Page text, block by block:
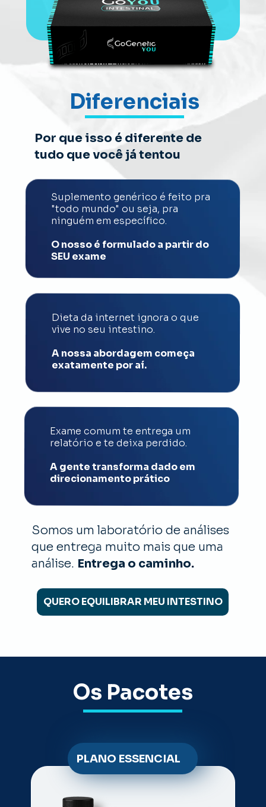
QUERO EQUILIBRAR MEU INTESTINO
Diferenciais
Por que isso é diferente de
tudo que você já tentou
Exame comum te entrega um
relatório e te deixa perdido.
A gente transforma dado em
direcionamento prático
Suplemento genérico é feito pra
"todo mundo" ou seja, pra
ninguém em específico.
O nosso é formulado a partir do
SEU exame
Dieta da internet ignora o que
vive no seu intestino.
A nossa abordagem começa
exatamente por aí.
Somos um laboratório de análises
que entrega muito mais que uma
análise. Entrega o caminho.
Os Pacotes
PLANO ESSENCIAL